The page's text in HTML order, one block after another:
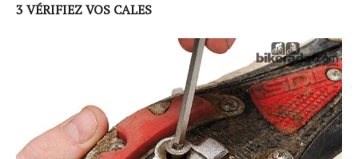
3 VÉRIFIEZ VOS CALES